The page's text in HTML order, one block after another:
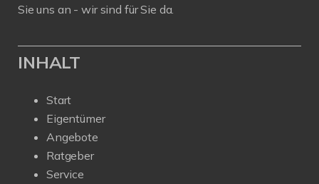
Sie uns an - wir sind für Sie da.
INHALT
Start
Eigentümer
Angebote
Ratgeber
Service